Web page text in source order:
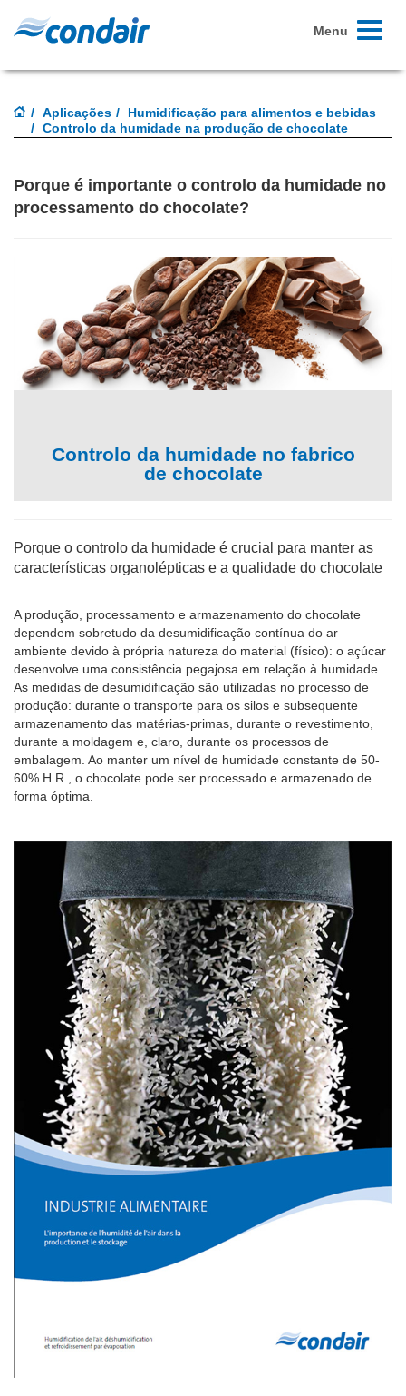
Toggle
Menu
Aplicações
Humidificação para alimentos e bebidas
Controlo da humidade na produção de chocolate
Porque é importante o controlo da humidade no
processamento do chocolate?
Controlo da humidade no fabrico
de chocolate
Porque o controlo da humidade é crucial para manter as
características organolépticas e a qualidade do chocolate
A produção, processamento e armazenamento do chocolate
dependem sobretudo da desumidificação contínua do ar
ambiente devido à própria natureza do material (físico): o açúcar
desenvolve uma consistência pegajosa em relação à humidade.
As medidas de desumidificação são utilizadas no processo de
produção: durante o transporte para os silos e subsequente
armazenamento das matérias-primas, durante o revestimento,
durante a moldagem e, claro, durante os processos de
embalagem. Ao manter um nível de humidade constante de 50-
60% H.R., o chocolate pode ser processado e armazenado de
forma óptima.